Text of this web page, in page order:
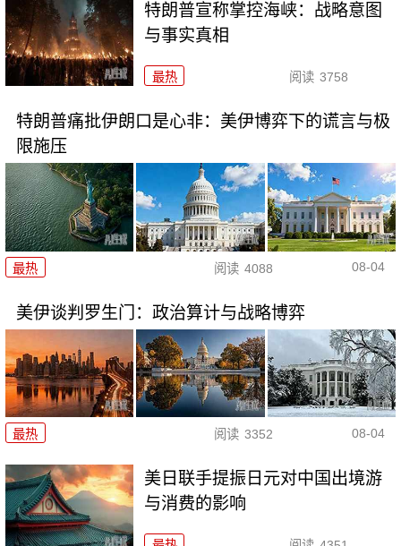
特朗普宣称掌控海峡：战略意图
与事实真相
最热 阅读 3758
特朗普痛批伊朗口是心非：美伊博弈下的谎言与极
限施压
最热 阅读 4088 08-04
美伊谈判罗生门：政治算计与战略博弈
最热 阅读 3352 08-04
美日联手提振日元对中国出境游
与消费的影响